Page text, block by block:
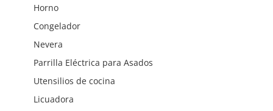
Horno
Congelador
Nevera
Parrilla Eléctrica para Asados
Utensilios de cocina
Licuadora